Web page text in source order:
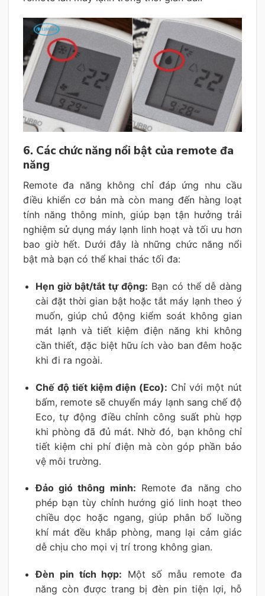
6. Các chức năng nổi bật của remote đa
năng
Remote đa năng không chỉ đáp ứng nhu cầu
điều khiển cơ bản mà còn mang đến hàng loạt
tính năng thông minh, giúp bạn tận hưởng trải
nghiệm sử dụng máy lạnh linh hoạt và tối ưu hơn
bao giờ hết. Dưới đây là những chức năng nổi
bật mà bạn có thể khai thác tối đa:
Hẹn giờ bật/tắt tự động: Bạn có thể dễ dàng
cài đặt thời gian bật hoặc tắt máy lạnh theo ý
muốn, giúp chủ động kiểm soát không gian
mát lạnh và tiết kiệm điện năng khi không
cần thiết, đặc biệt hữu ích vào ban đêm hoặc
khi đi ra ngoài.
Chế độ tiết kiệm điện (Eco): Chỉ với một nút
bấm, remote sẽ chuyển máy lạnh sang chế độ
Eco, tự động điều chỉnh công suất phù hợp
khi phòng đã đủ mát. Nhờ đó, bạn không chỉ
tiết kiệm chi phí điện mà còn góp phần bảo
vệ môi trường.
Đảo gió thông minh: Remote đa năng cho
phép bạn tùy chỉnh hướng gió linh hoạt theo
chiều dọc hoặc ngang, giúp phân bổ luồng
khí mát đều khắp phòng, mang lại cảm giác
dễ chịu cho mọi vị trí trong không gian.
Đèn pin tích hợp: Một số mẫu remote đa
năng còn được trang bị đèn pin tiện lợi, hỗ